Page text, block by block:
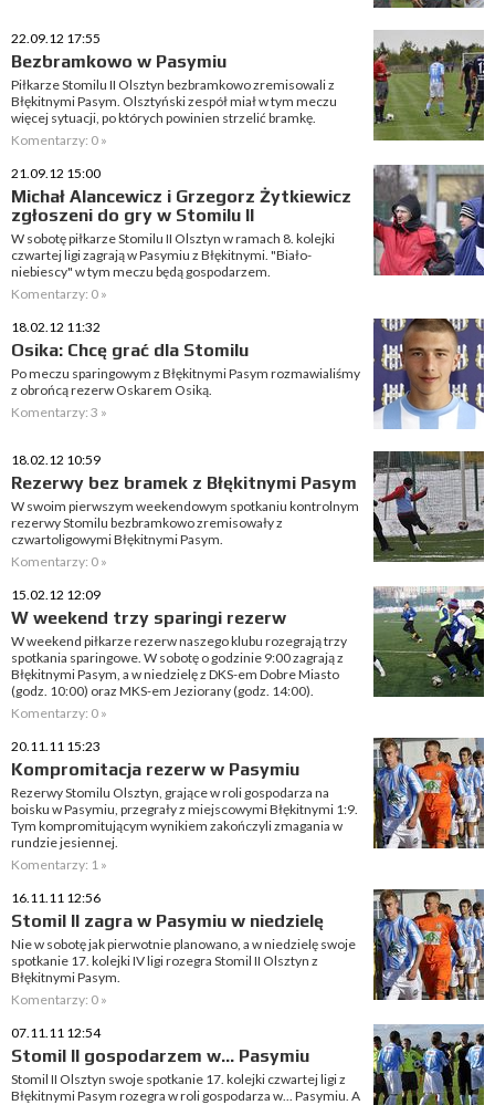
22.09.12 17:55
Bezbramkowo w Pasymiu
Piłkarze Stomilu II Olsztyn bezbramkowo zremisowali z
Błękitnymi Pasym. Olsztyński zespół miał w tym meczu
więcej sytuacji, po których powinien strzelić bramkę.
Komentarzy: 0 »
21.09.12 15:00
Michał Alancewicz i Grzegorz Żytkiewicz
zgłoszeni do gry w Stomilu II
W sobotę piłkarze Stomilu II Olsztyn w ramach 8. kolejki
czwartej ligi zagrają w Pasymiu z Błękitnymi. "Biało-
niebiescy" w tym meczu będą gospodarzem.
Komentarzy: 0 »
18.02.12 11:32
Osika: Chcę grać dla Stomilu
Po meczu sparingowym z Błękitnymi Pasym rozmawialiśmy
z obrońcą rezerw Oskarem Osiką.
Komentarzy: 3 »
18.02.12 10:59
Rezerwy bez bramek z Błękitnymi Pasym
W swoim pierwszym weekendowym spotkaniu kontrolnym
rezerwy Stomilu bezbramkowo zremisowały z
czwartoligowymi Błękitnymi Pasym.
Komentarzy: 0 »
15.02.12 12:09
W weekend trzy sparingi rezerw
W weekend piłkarze rezerw naszego klubu rozegrają trzy
spotkania sparingowe. W sobotę o godzinie 9:00 zagrają z
Błękitnymi Pasym, a w niedzielę z DKS-em Dobre Miasto
(godz. 10:00) oraz MKS-em Jeziorany (godz. 14:00).
Komentarzy: 0 »
20.11.11 15:23
Kompromitacja rezerw w Pasymiu
Rezerwy Stomilu Olsztyn, grające w roli gospodarza na
boisku w Pasymiu, przegrały z miejscowymi Błękitnymi 1:9.
Tym kompromitującym wynikiem zakończyli zmagania w
rundzie jesiennej.
Komentarzy: 1 »
16.11.11 12:56
Stomil II zagra w Pasymiu w niedzielę
Nie w sobotę jak pierwotnie planowano, a w niedzielę swoje
spotkanie 17. kolejki IV ligi rozegra Stomil II Olsztyn z
Błękitnymi Pasym.
Komentarzy: 0 »
07.11.11 12:54
Stomil II gospodarzem w... Pasymiu
Stomil II Olsztyn swoje spotkanie 17. kolejki czwartej ligi z
Błękitnymi Pasym rozegra w roli gospodarza w... Pasymiu. A